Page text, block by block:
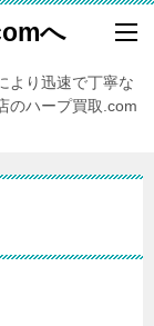
へ
より迅速で丁寧な
のハープ買取.com